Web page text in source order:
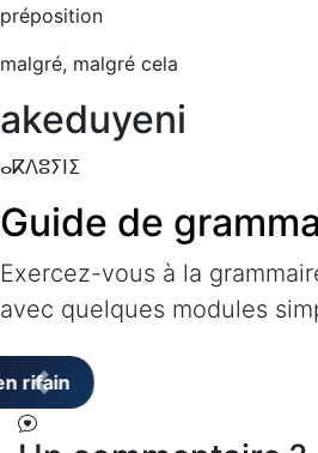
préposition
malgré, malgré cela
akeduyeni
ⴰⴽⴷⵓⵢⵏⵉ
Guide de
Exercez-vous à la
avec quelques modules